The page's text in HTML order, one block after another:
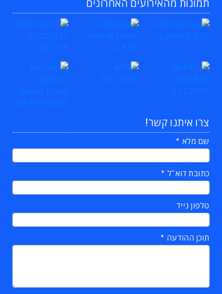
צרו איתנו קשר!
שם מלא
כתובת דוא"ל
טלפון נייד
תוכן ההודעה